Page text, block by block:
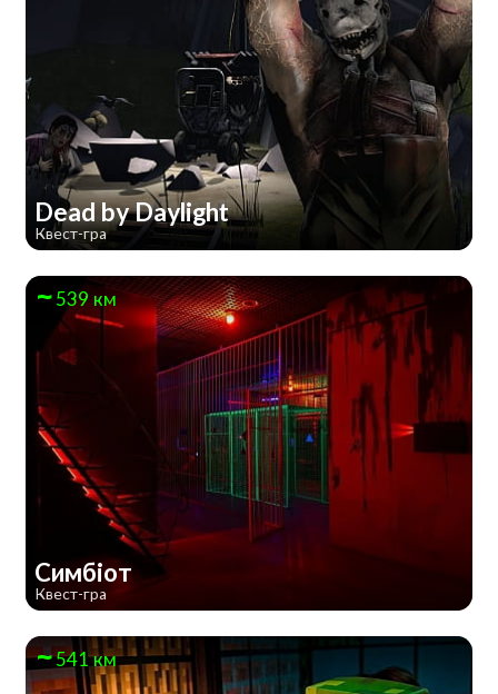
Dead by Daylight
Квест-гра
539 км
Симбіот
Квест-гра
541 км